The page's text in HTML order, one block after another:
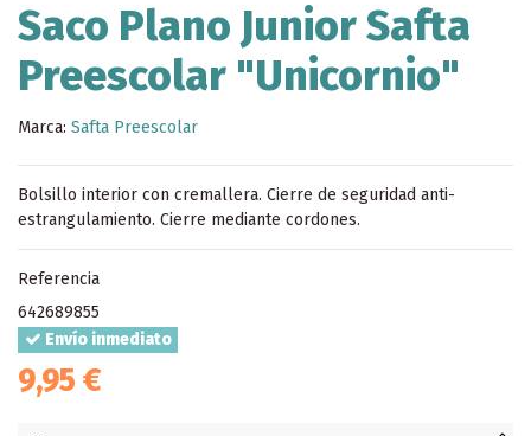
Saco Plano Junior Safta
Preescolar "Unicornio"
Marca: Safta Preescolar
Bolsillo interior con cremallera. Cierre de seguridad anti-
estrangulamiento. Cierre mediante cordones.
Referencia
642689855
Envío inmediato
9,95 €